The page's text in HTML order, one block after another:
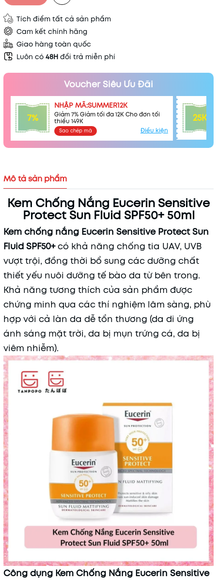
Tích điểm tất cả sản phẩm
Cam kết chính hãng
Giao hàng toàn quốc
Luôn có 48H đổi trả miễn phí
Voucher Siêu Ưu Đãi
7%
NHẬP MÃ:SUMMER12K
Giảm 7% Giảm tối đa 12K Cho đơn tối
thiểu 149K
Sao chép mã Điều kiện
25K
Mã khuyến mãi:
Điều kiện:
Mô tả sản phẩm
Kem Chống Nắng Eucerin Sensitive
Protect Sun Fluid SPF50+ 50ml
Kem chống nắng Eucerin Sensitive Protect Sun
Fluid SPF50+có khả năng chống tia UAV, UVB
vượt trội, đồng thời bổ sung các dưỡng chất
thiết yếu nuôi dưỡng tế bào da từ bên trong.
Khả năng tương thích của sản phẩm được
chứng minh qua các thí nghiệm lâm sàng, phù
hợp với cả làn da dễ tổn thương (da di ứng
ánh sáng mặt trời, da bị mụn trứng cá, da bị
viêm nhiễm).
Công dụng Kem Chống Nắng Eucerin Sensitive